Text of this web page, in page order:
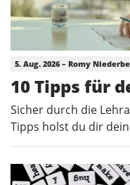
5. Aug. 2026 – Romy
10 Tipps für
Sicher durch die
Tipps holst du dir